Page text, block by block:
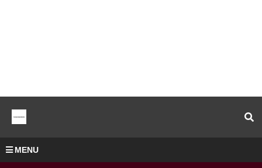
MENU